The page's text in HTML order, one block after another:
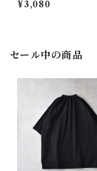
¥3,080
セール中の商品